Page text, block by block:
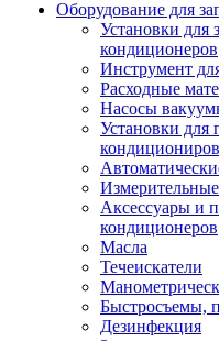
Оборудование для
Установки для
кондиционеров
Инструмент
Расходные
Насосы
Установки
Аксессуары и
кондиционеров
Масла
Течеискатели
Быстросъемы,
Дезинфекция